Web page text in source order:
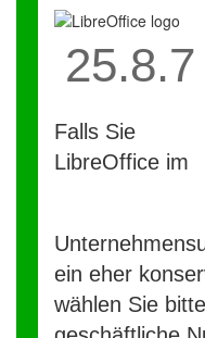
25.8.7
Falls Sie
LibreOffice im
ein eher
wählen Sie